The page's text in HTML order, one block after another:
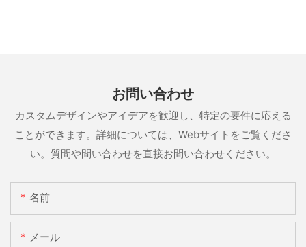
お問い合わせ
カスタムデザインやアイデアを歓迎し、特定の要件に応える
ことができます。詳細については、Webサイトをご覧くださ
い。質問や問い合わせを直接お問い合わせください。
名前
メール